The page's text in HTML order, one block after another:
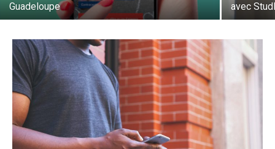
Guadeloupe
avec